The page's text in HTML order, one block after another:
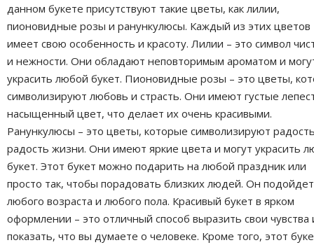
данном букете присутствуют такие цветы, как лилии,
пионовидные розы и ранункулюсы. Каждый из этих цветов
имеет свою особенность и красоту. Лилии – это символ
и нежности. Они обладают неповторимым ароматом и
украсить любой букет. Пионовидные розы – это цветы,
символизируют любовь и страсть. Они имеют густые
насыщенный цвет, что делает их очень красивыми.
Ранункулюсы – это цветы, которые символизируют
радость жизни. Они имеют яркие цвета и могут украсить
букет. Этот букет можно подарить на любой праздник или
просто так, чтобы порадовать близких людей. Он
любого возраста и любого пола. Красивый букет в ярком
оформлении – это отличный способ выразить свои чувства
показать, что вы думаете о человеке. Кроме того, этот